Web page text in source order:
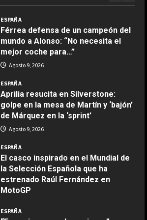
ESPAÑA
Férrea defensa de un campeón del
mundo a Alonso: “No necesita el
mejor coche para…”
Agosto 9, 2026
ESPAÑA
Aprilia resucita en Silverstone:
golpe en la mesa de Martín y ‘bajón’
de Márquez en la ‘sprint’
Agosto 9, 2026
ESPAÑA
El casco inspirado en el Mundial de
la Selección Española que ha
estrenado Raúl Fernández en
MotoGP
ESPAÑA
Ensalada de espinacas deliciosa
COCINA
Boquerones fritos en freidora de
aire
Aprile 24, 2026
Buñuelos de alcachofas
Ternera guisada con senderuelas